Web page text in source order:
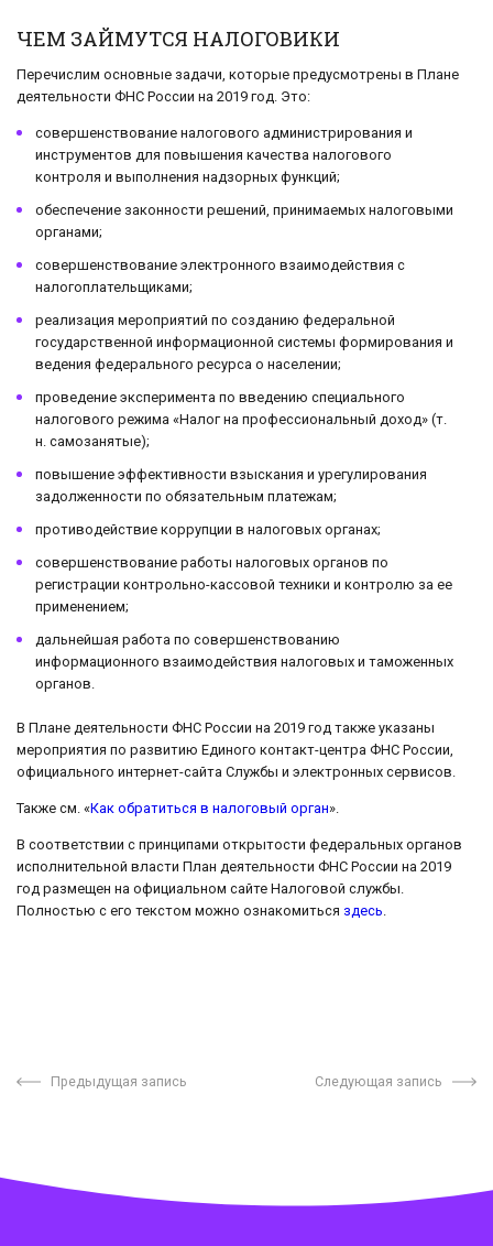
ЧЕМ ЗАЙМУТСЯ НАЛОГОВИКИ
Перечислим основные задачи, которые предусмотрены в Плане
деятельности ФНС России на 2019 год. Это:
совершенствование налогового администрирования и
инструментов для повышения качества налогового
контроля и выполнения надзорных функций;
обеспечение законности решений, принимаемых налоговыми
органами;
совершенствование электронного взаимодействия с
налогоплательщиками;
реализация мероприятий по созданию федеральной
государственной информационной системы формирования и
ведения федерального ресурса о населении;
проведение эксперимента по введению специального
налогового режима «Налог на профессиональный доход» (т.
н. самозанятые);
повышение эффективности взыскания и урегулирования
задолженности по обязательным платежам;
противодействие коррупции в налоговых органах;
совершенствование работы налоговых органов по
регистрации контрольно-кассовой техники и контролю за ее
применением;
дальнейшая работа по совершенствованию
информационного взаимодействия налоговых и таможенных
органов.
В Плане деятельности ФНС России на 2019 год также указаны
мероприятия по развитию Единого контакт-центра ФНС России,
официального интернет-сайта Службы и электронных сервисов.
Также см. «Как обратиться в налоговый орган».
В соответствии с принципами открытости федеральных органов
исполнительной власти План деятельности ФНС России на 2019
год размещен на официальном сайте Налоговой службы.
Полностью с его текстом можно ознакомиться здесь
Предыдущая запись Следующая запись